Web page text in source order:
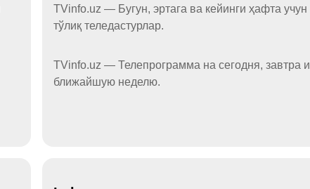
TVinfo.uz — Бугун, эртага ва кейинги ҳафта учун
тўлиқ теледастурлар.
TVinfo.uz — Телепрограмма на сегодня, завтра и
ближайшую неделю.